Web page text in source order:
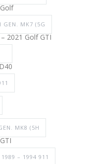
GEN. MK7 (5G
2021 Golf GTI
MK8 (5H
– 1994 911